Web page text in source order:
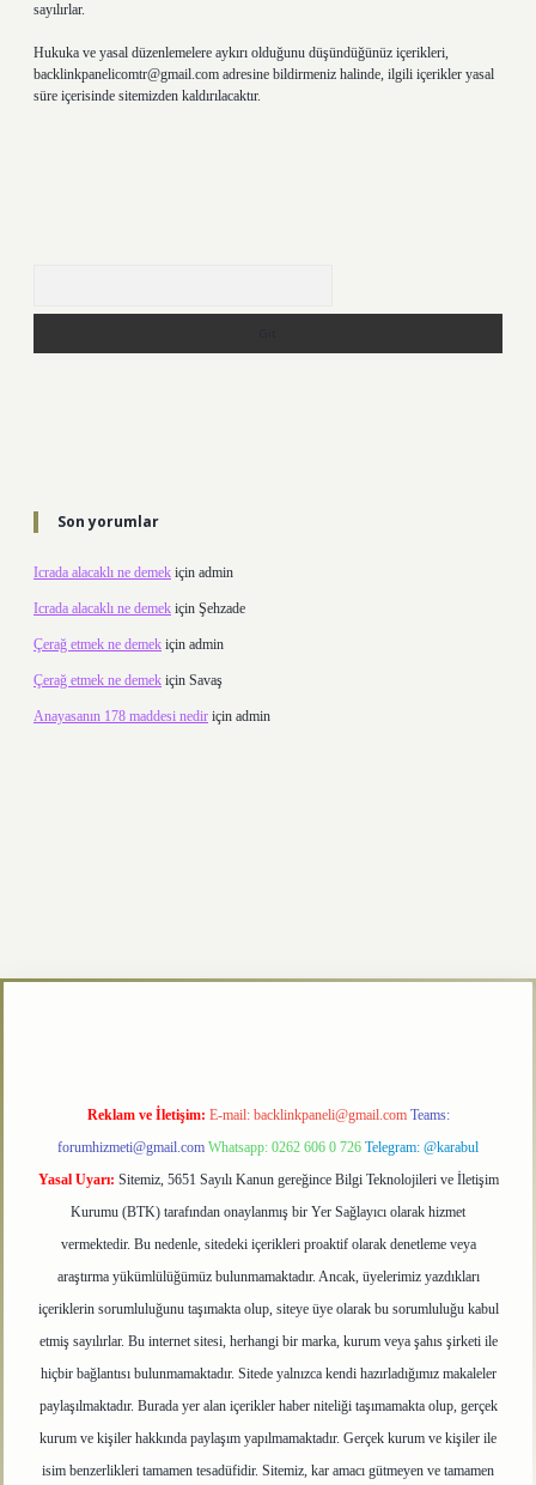
sayılırlar.
Hukuka ve yasal düzenlemelere aykırı olduğunu düşündüğünüz içerikleri,
backlinkpanelicomtr@gmail.com adresine bildirmeniz halinde, ilgili içerikler yasal
süre içerisinde sitemizden kaldırılacaktır.
Son yorumlar
Icrada alacaklı ne demek için admin
Icrada alacaklı ne demek için Şehzade
Çerağ etmek ne demek için admin
Çerağ etmek ne demek için Savaş
Anayasanın 178 maddesi nedir için admin
Reklam ve İletişim: E-mail: backlinkpaneli@gmail.com Teams:
forumhizmeti@gmail.com Whatsapp: 0262 606 0 726 Telegram: @karabul
Yasal Uyarı: Sitemiz, 5651 Sayılı Kanun gereğince Bilgi Teknolojileri ve İletişim
Kurumu (BTK) tarafından onaylanmış bir Yer Sağlayıcı olarak hizmet
vermektedir. Bu nedenle, sitedeki içerikleri proaktif olarak denetleme veya
araştırma yükümlülüğümüz bulunmamaktadır. Ancak, üyelerimiz yazdıkları
içeriklerin sorumluluğunu taşımakta olup, siteye üye olarak bu sorumluluğu kabul
etmiş sayılırlar. Bu internet sitesi, herhangi bir marka, kurum veya şahıs şirketi ile
hiçbir bağlantısı bulunmamaktadır. Sitede yalnızca kendi hazırladığımız makaleler
paylaşılmaktadır. Burada yer alan içerikler haber niteliği taşımamakta olup, gerçek
kurum ve kişiler hakkında paylaşım yapılmamaktadır. Gerçek kurum ve kişiler ile
isim benzerlikleri tamamen tesadüfidir. Sitemiz, kar amacı gütmeyen ve tamamen